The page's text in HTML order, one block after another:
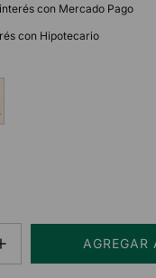
con Mercado Pago
con Hipotecario
AGREGAR